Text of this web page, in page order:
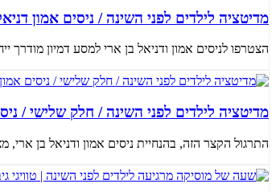
מדיטציה לילדים לפני השינה / ניסים אמון
הצטרפו לניסים אמון ודניאל בן ארי למסע דמיון מודרך ייחודי בן 6 דקות, שנועד להוביל ילדים לשלווה עמוקה ושינה
מדיטציה לילדים לפני השינה / חלק שלישי /
התרגול הקצר הזה, בהנחיית ניסים אמון ודניאל בן ארי, מציע מדיטציית הרפיה